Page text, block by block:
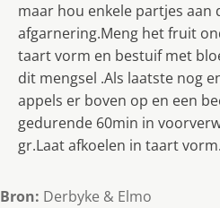
maar hou enkele partjes aan
afgarnering.Meng het fruit
taart vorm en bestuif met
dit mengsel .Als laatste nog
appels er boven op en een
gedurende 60min in
gr.Laat afkoelen in taart vorm.
Bron: Derbyke & Elmo